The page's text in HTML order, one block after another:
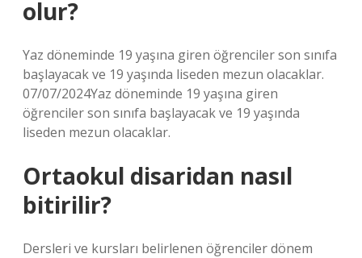
olur?
Yaz döneminde 19 yaşına giren öğrenciler son sınıfa
başlayacak ve 19 yaşında liseden mezun olacaklar.
07/07/2024Yaz döneminde 19 yaşına giren
öğrenciler son sınıfa başlayacak ve 19 yaşında
liseden mezun olacaklar.
Ortaokul disaridan nasıl
bitirilir?
Dersleri ve kursları belirlenen öğrenciler dönem